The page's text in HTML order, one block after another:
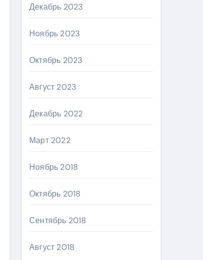
Декабрь 2023
Ноябрь 2023
Октябрь 2023
Август 2023
Декабрь 2022
Март 2022
Ноябрь 2018
Октябрь 2018
Сентябрь 2018
Август 2018